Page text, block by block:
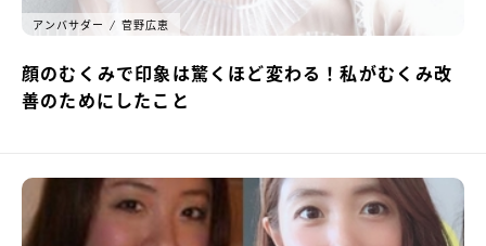
アンバサダー 菅野広恵
顔のむくみで印象は驚くほど変わる！私がむくみ改
善のためにしたこと